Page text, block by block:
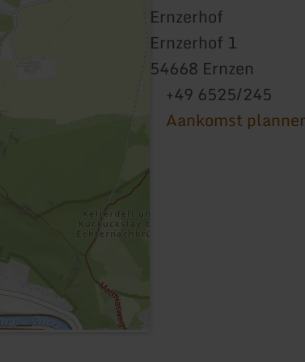
Ernzerhof
Ernzerhof 1
54668 Ernzen
+49 6525/245
Aankomst